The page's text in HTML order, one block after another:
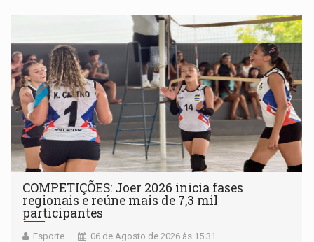
COMPETIÇÕES: Joer 2026 inicia fases
regionais e reúne mais de 7,3 mil
participantes
Esporte 06 de Agosto de 2026 às 15:31